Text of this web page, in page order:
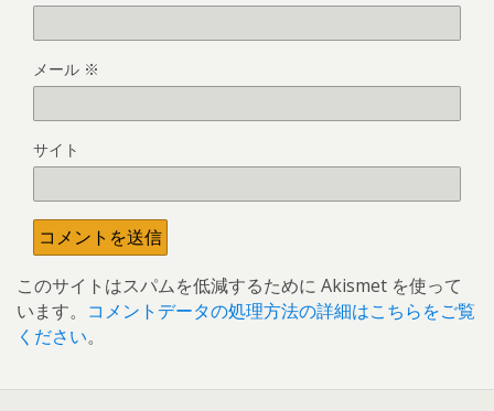
メール ※
サイト
このサイトはスパムを低減するために Akismet を使って
います。 コメントデータの処理方法の詳細はこちらをご覧
ください。